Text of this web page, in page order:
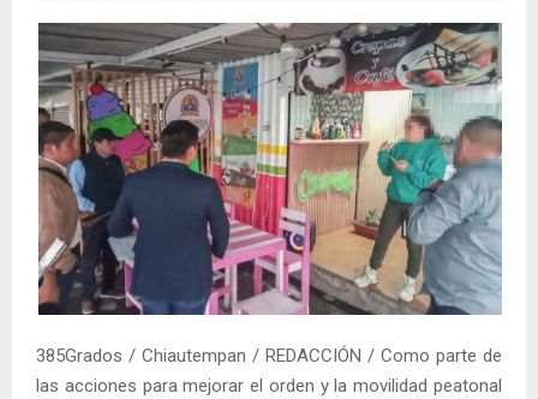
385Grados / Chiautempan / REDACCIÓN / Como parte de
las acciones para mejorar el orden y la movilidad peatonal